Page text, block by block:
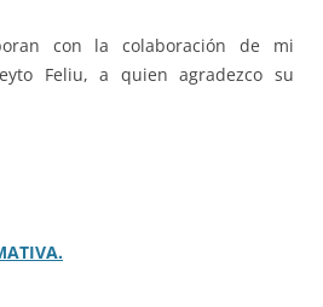
con la colaboración de mi
Feliu, a quien agradezco su